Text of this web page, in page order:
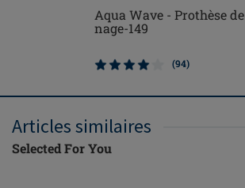
Aqua Wave - Prothèse de
nage-149
(94)
Articles similaires
Selected For You